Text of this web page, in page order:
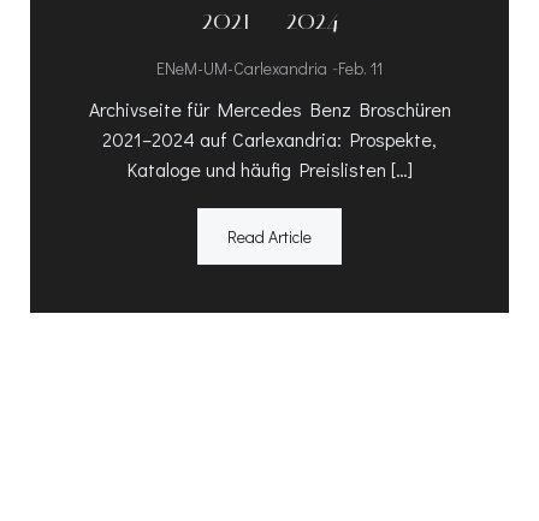
2021 – 2024
ENeM-UM-Carlexandria -Feb. 11
Archivseite für Mercedes Benz Broschüren
2021–2024 auf Carlexandria: Prospekte,
Kataloge und häufig Preislisten […]
Read Article